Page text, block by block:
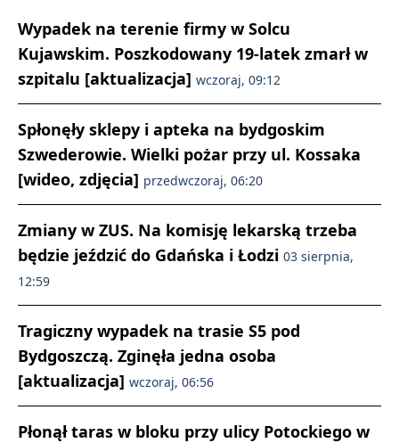
Wypadek na terenie firmy w Solcu
Kujawskim. Poszkodowany 19-latek zmarł w
szpitalu [aktualizacja] wczoraj, 09:12
Spłonęły sklepy i apteka na bydgoskim
Szwederowie. Wielki pożar przy ul. Kossaka
[wideo, zdjęcia] przedwczoraj, 06:20
Zmiany w ZUS. Na komisję lekarską trzeba
będzie jeździć do Gdańska i Łodzi 03 sierpnia,
12:59
Tragiczny wypadek na trasie S5 pod
Bydgoszczą. Zginęła jedna osoba
[aktualizacja] wczoraj, 06:56
Płonął taras w bloku przy ulicy Potockiego w